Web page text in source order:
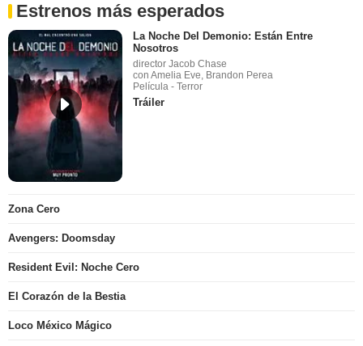
Estrenos más esperados
La Noche Del Demonio: Están Entre
Nosotros
director Jacob Chase
con Amelia Eve, Brandon Perea
Película - Terror
Tráiler
Zona Cero
Avengers: Doomsday
Resident Evil: Noche Cero
El Corazón de la Bestia
Loco México Mágico